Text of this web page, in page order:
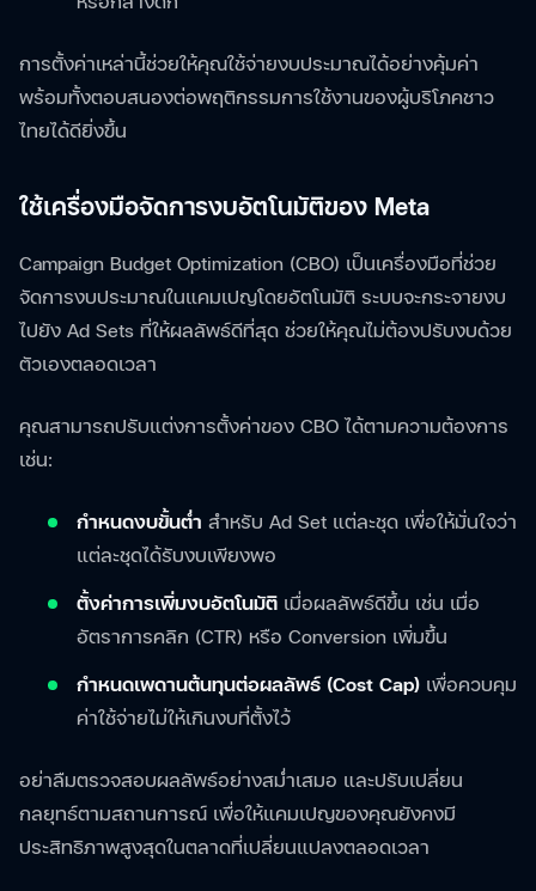
การตั้งค่าเหล่านี้ช่วยให้คุณใช้จ่ายงบประมาณได้อย่างคุ้มค่า
พร้อมทั้งตอบสนองต่อพฤติกรรมการใช้งานของผู้บริโภคชาว
ไทยได้ดียิ่งขึ้น
ใช้เครื่องมือจัดการงบอัตโนมัติของ Meta
Campaign Budget Optimization (CBO) เป็นเครื่องมือที่ช่วย
จัดการงบประมาณในแคมเปญโดยอัตโนมัติ ระบบจะกระจายงบ
ไปยัง Ad Sets ที่ให้ผลลัพธ์ดีที่สุด ช่วยให้คุณไม่ต้องปรับงบด้วย
ตัวเองตลอดเวลา
คุณสามารถปรับแต่งการตั้งค่าของ CBO ได้ตามความต้องการ
เช่น:
กำหนดงบขั้นต่ำ สำหรับ Ad Set แต่ละชุด เพื่อให้มั่นใจว่า
แต่ละชุดได้รับงบเพียงพอ
ตั้งค่าการเพิ่มงบอัตโนมัติ เมื่อผลลัพธ์ดีขึ้น เช่น เมื่อ
อัตราการคลิก (CTR) หรือ Conversion เพิ่มขึ้น
กำหนดเพดานต้นทุนต่อผลลัพธ์ (Cost Cap) เพื่อควบคุม
ค่าใช้จ่ายไม่ให้เกินงบที่ตั้งไว้
อย่าลืมตรวจสอบผลลัพธ์อย่างสม่ำเสมอ และปรับเปลี่ยน
กลยุทธ์ตามสถานการณ์ เพื่อให้แคมเปญของคุณยังคงมี
ประสิทธิภาพสูงสุดในตลาดที่เปลี่ยนแปลงตลอดเวลา